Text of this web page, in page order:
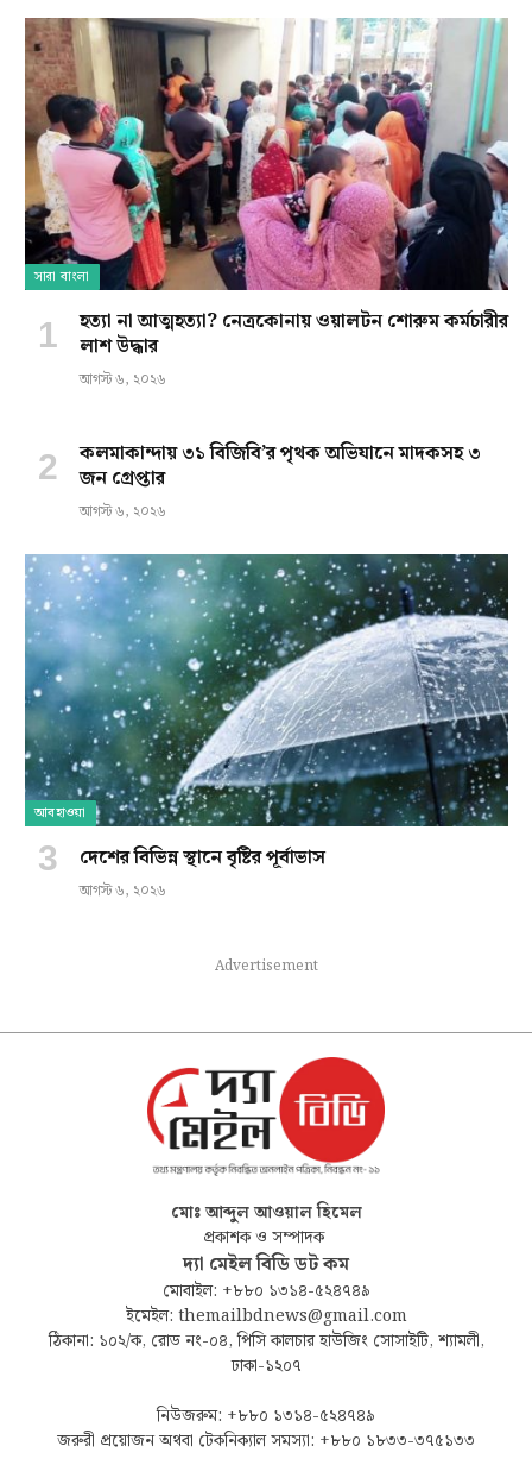
সারা বাংলা
হত্যা না আত্মহত্যা? নেত্রকোনায় ওয়ালটন শোরুম কর্মচারীর
লাশ উদ্ধার
আগস্ট ৬, ২০২৬
কলমাকান্দায় ৩১ বিজিবি’র পৃথক অভিযানে মাদকসহ ৩
জন গ্রেপ্তার
আগস্ট ৬, ২০২৬
আবহাওয়া
দেশের বিভিন্ন স্থানে বৃষ্টির পূর্বাভাস
আগস্ট ৬, ২০২৬
Advertisement
মোঃ আব্দুল আওয়াল হিমেল
প্রকাশক ও সম্পাদক
দ্যা মেইল বিডি ডট কম
মোবাইল: +৮৮০ ১৩১৪-৫২৪৭৪৯
ইমেইল: themailbdnews@gmail.com
ঠিকানা: ১০২/ক, রোড নং-০৪, পিসি কালচার হাউজিং সোসাইটি, শ্যামলী,
ঢাকা-১২০৭
নিউজরুম: +৮৮০ ১৩১৪-৫২৪৭৪৯
জরুরী প্রয়োজন অথবা টেকনিক্যাল সমস্যা: +৮৮০ ১৮৩৩-৩৭৫১৩৩